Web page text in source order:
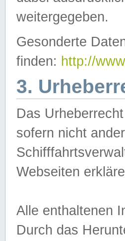
weitergegeben.
Gesonderte
finden: http://
3.
Das
sofern nicht
Webseiten
Alle enthaltenen
Durch das